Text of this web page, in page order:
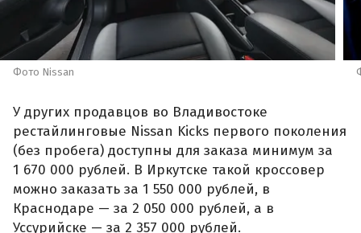
Фото Nissan
У других продавцов во Владивостоке
рестайлинговые Nissan Kicks первого поколения
(без пробега) доступны для заказа минимум за
1 670 000 рублей. В Иркутске такой кроссовер
можно заказать за 1 550 000 рублей, в
Краснодаре — за 2 050 000 рублей, а в
Уссурийске — за 2 357 000 рублей.